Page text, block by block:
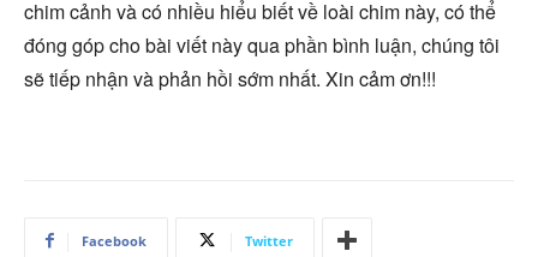
chim cảnh và có nhiều hiểu biết về loài chim này, có thể
đóng góp cho bài viết này qua phần bình luận, chúng tôi
sẽ tiếp nhận và phản hồi sớm nhất. Xin cảm ơn!!!
Facebook Twitter